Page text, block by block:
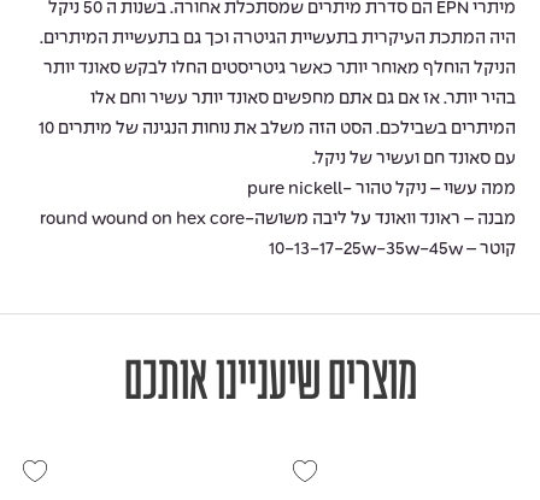
מיתרי EPN הם סדרת מיתרים שמסתכלת אחורה. בשנות ה 50 ניקל
היה המתכת העיקרית בתעשיית הגיטרה וכך גם בתעשיית המיתרים.
הניקל הוחלף מאוחר יותר כאשר גיטריסטים החלו לבקש סאונד יותר
בהיר יותר. אז אם גם אתם מחפשים סאונד יותר עשיר וחם אלו
המיתרים בשבילכם. הסט הזה משלב את נוחות הנגינה של מיתרים 10
עם סאונד חם ועשיר של ניקל.
ממה עשוי – ניקל טהור -pure nickell
מבנה – ראונד וואונד על ליבה משושה-round wound on hex core
קוטר – 10-13-17-25w-35w-45w
מוצרים שיעניינו אותכם